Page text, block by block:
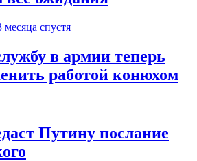
месяца спустя
в армии теперь
работой конюхом
Путину послание